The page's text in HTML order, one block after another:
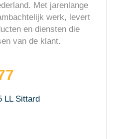
Met jarenlange
werk, levert
en diensten die
van de klant.
LL Sittard